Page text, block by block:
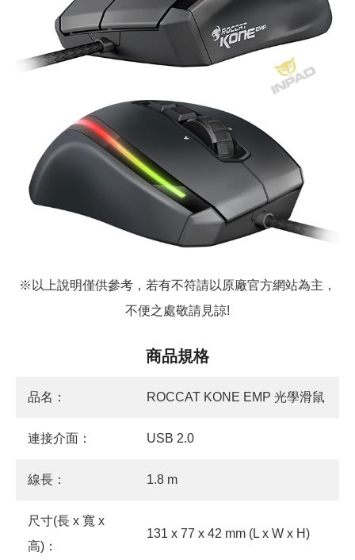
※以上說明僅供參考，若有不符請以原廠官方網站為主，
不便之處敬請見諒!
商品規格
品名： ROCCAT KONE EMP 光學滑鼠
連接介面： USB 2.0
線長： 1.8 m
尺寸(長 x 寬 x
高)：
131 x 77 x 42 mm (L x W x H)